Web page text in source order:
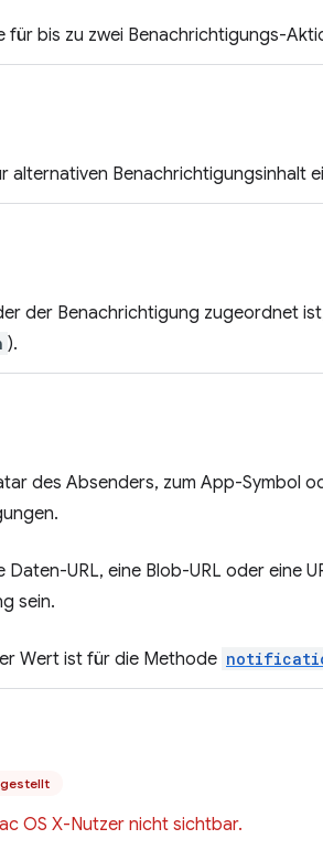
für bis zu zwei Benachrichtigungs-
alternativen Benachrichtigungsinhalt
der Benachrichtigung zugeordnet
).
des Absenders, zum App-Symbol
Daten-URL, eine Blob-URL oder eine
sein.
Wert ist für die Methode
OS X-Nutzer nicht sichtbar.